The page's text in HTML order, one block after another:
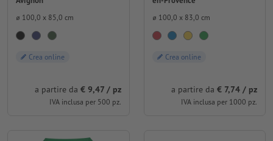
⌀ 100,0 x 85,0 cm
Crea online
a partire da € 9,47 / pz
IVA inclusa per 500 pz.
⌀ 100,0 x 83,0 cm
Crea online
a partire da € 7,74 / pz
IVA inclusa per 1000 pz.